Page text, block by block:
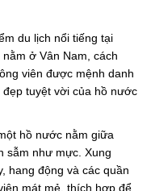
du lịch nổi tiếng tại
ở Vân Nam, cách
viên được mệnh danh
tuyệt vời của hồ nước
hồ nước nằm giữa
sẫm như mực. Xung
hang động và các quần
mát mẻ, thích hợp để